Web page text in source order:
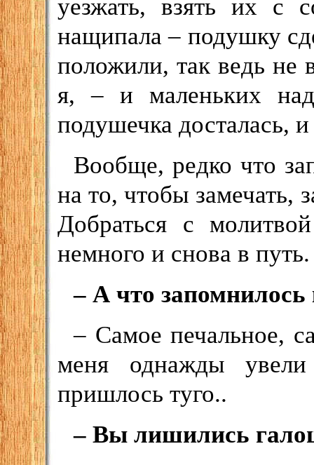
уезжать, взять их с
нащипала – подушку
положили, так ведь не
я, – и маленьких
подушечка досталась,
Вообще, редко что
на то, чтобы замечать,
Добраться с
немного и снова в путь.
– А что запомнилось
– Самое печальное,
меня однажды
пришлось туго..
– Вы лишились